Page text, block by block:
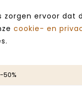
ervoor dat
cookie- en
50%